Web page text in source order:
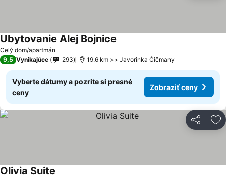
Celý dom/apartmán
Ubytovanie Alej Bojnice
9,5 Vynikajúce 293 19.6 km >> Javorinka Čičmany
Vyberte dátumy a pozrite si presné
ceny
Zobraziť ceny
Zdieľať
Olivia Suite